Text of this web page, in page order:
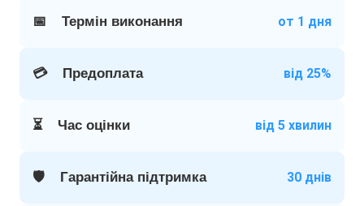
📅 Термін виконання от 1 дня
💳 Предоплата від 25%
⏳ Час оцінки від 5 хвилин
🛡️ Гарантійна підтримка 30 днів